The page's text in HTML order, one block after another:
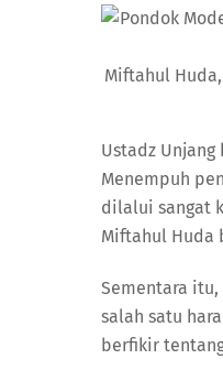
Miftahul
Ustadz
Menempuh
dilalui sangat
Miftahul Huda
Sementara
salah satu
berfikir